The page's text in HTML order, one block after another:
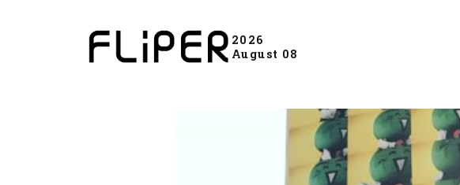
2026
August 08